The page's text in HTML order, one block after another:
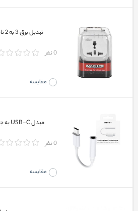
تبدیل برق 3 به 2 تایمر دار مچر مدل MR-265
0 نفر
مقایسه
مبدل USB-C به جک 3.5 میلی متر صدا سفید
0 نفر
مقایسه